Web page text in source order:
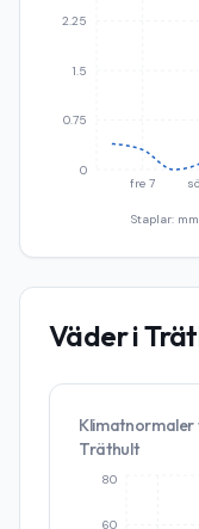
fre 7
0
0.75
1.5
2.25
Staplar:
Väder i
Träthult
60
80